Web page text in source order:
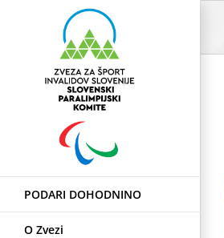
PODARI DOHODNINO
O Zvezi